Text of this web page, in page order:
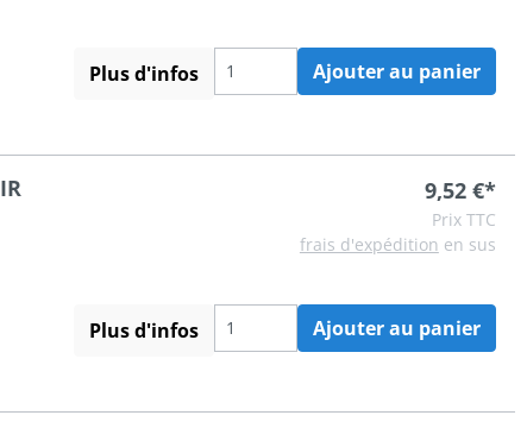
Plus d'infos Ajouter au panier
9,52 €*
Prix TTC
frais d'expédition en sus
Plus d'infos Ajouter au panier